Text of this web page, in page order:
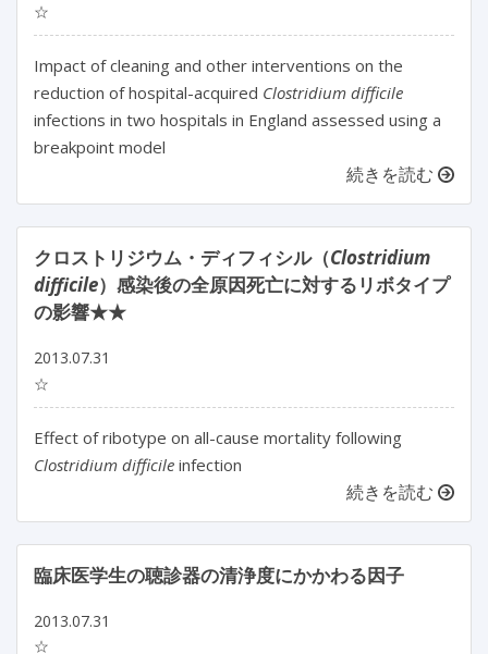
☆
Impact of cleaning and other interventions on the
reduction of hospital-acquired Clostridium difficile
infections in two hospitals in England assessed using a
breakpoint model
続きを読む
クロストリジウム・ディフィシル（Clostridium
difficile）感染後の全原因死亡に対するリボタイプ
の影響★★
2013.07.31
☆
Effect of ribotype on all-cause mortality following
Clostridium difficile infection
続きを読む
臨床医学生の聴診器の清浄度にかかわる因子
2013.07.31
☆